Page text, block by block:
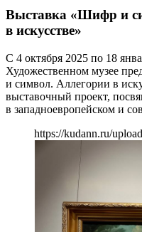
Выставка «Шифр и
в искусстве»
С 4 октября 2025 по 18
Художественном музее
и символ. Аллегории в
выставочный проект,
в западноевропейском и
https://kudann.ru/